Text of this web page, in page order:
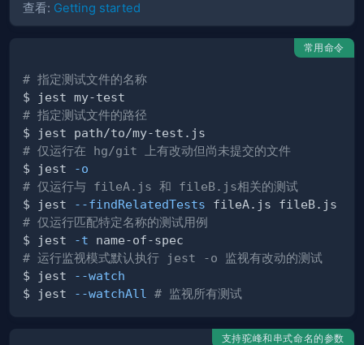
查看: Getting started
常用命令
# 指定测试文件的名称
# 指定测试文件的路径
# 仅运行在 hg/git 上有改动但尚未提交的文件
$ jest
-o
# 仅运行与 fileA.js 和 fileB.js相关的测试
$ jest
--findRelatedTests
# 仅运行匹配特定名称的测试用例
$ jest
-t
# 运行监视模式默认执行 jest -o 监视有改动的测试
$ jest
--watch
$ jest
--watchAll # 监视所有测试
支持驼峰和串式命名的参数